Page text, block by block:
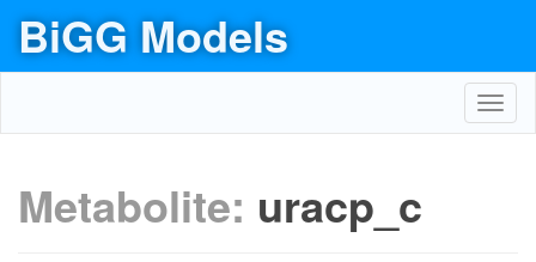
BiGG Models
Metabolite: uracp_c